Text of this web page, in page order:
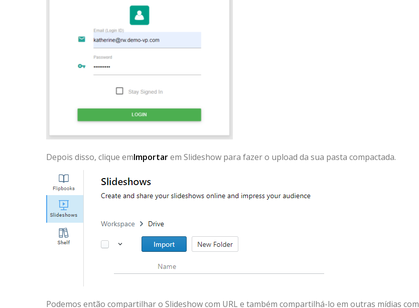
Depois disso, clique emImportarem Slideshow para fazer o upload da sua pasta compactada.
Podemos então compartilhar o Slideshow com URL e também compartilhá-lo em outras mídias com